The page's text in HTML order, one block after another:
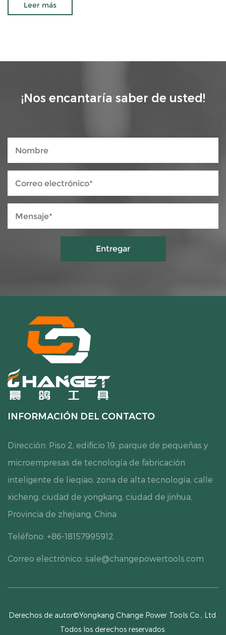
Leer más
¡Nos encantaría saber de usted!
INFORMACIÓN DEL CONTACTO
Dirección: Piso 2, edificio 19, parque de pequeñas y
microempresas de tecnología de fabricación
inteligente de lieqiao, zona de alta tecnología, calle
xicheng, ciudad de yongkang, ciudad de jinhua,
Provincia de zhejiang, China
Teléfono: +86-18157995912
Correo electrónico: sale@changepowertools.com
Derechos de autor©Yongkang Change Power Tools Co., Ltd.
Todos los derechos reservados.